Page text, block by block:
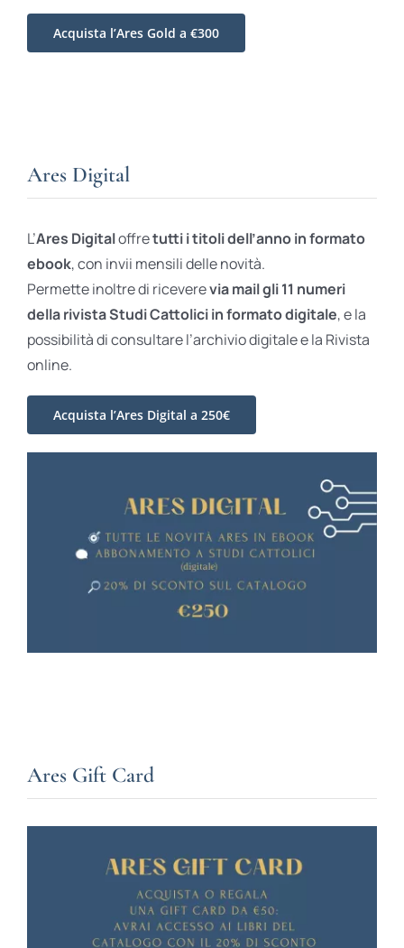
Acquista l’Ares Gold a €300
Ares Digital
L’Ares Digitaloffretutti i titoli dell’anno in formato
ebook, con invii mensili delle novità.
Permette inoltre di riceverevia mail gli 11 numeri
della rivista Studi Cattolici in formato digitale, e la
possibilità di consultare l’archivio digitale e la Rivista
online.
Acquista l’Ares Digital a 250€
Ares Gift Card